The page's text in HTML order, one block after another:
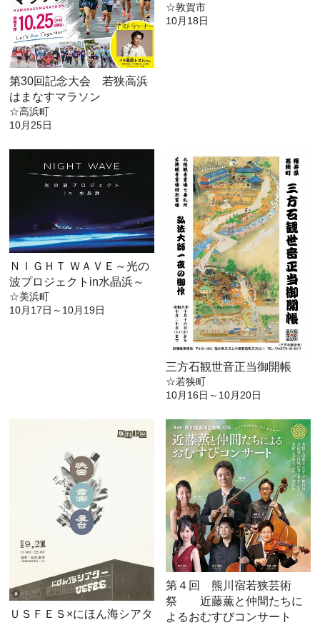
第30回記念大会 若狭高浜
はまなすマラソン
☆高浜町
10月25日
☆敦賀市
10月18日
ＮＩＧＨＴ ＷＡＶＥ～光の
波プロジェクトin水晶浜～
☆美浜町
10月17日～10月19日
三方石観世音正当御開帳
☆若狭町
10月16日～10月20日
ＵＳＦＥＳ×にほん海シアタ
第４回 熊川宿若狭芸術
祭 近藤薫と仲間たちに
よるおむすびコンサート